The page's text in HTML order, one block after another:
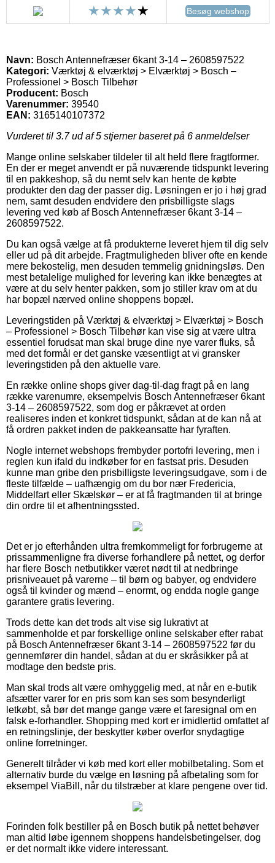
Besøg webshop
Navn: Bosch Antennefræser 6kant 3-14 – 2608597522
Kategori: Værktøj & elværktøj > Elværktøj > Bosch –
Professionel > Bosch Tilbehør
Producent: Bosch
Varenummer: 39540
EAN: 3165140107372
Vurderet til 3.7ud af 5 stjerner baseret på 6 anmeldelser
Mange online selskaber tildeler til alt held flere fragtformer.
En der er meget anvendt er på nuværende tidspunkt levering
til en pakkeshop, så du nemt selv kan hente de købte
produkter den dag der passer dig. Løsningen er jo i høj grad
nem, samt desuden endvidere den prisbilligste slags
levering ved køb af Bosch Antennefræser 6kant 3-14 –
2608597522.
Du kan også vælge at få produkterne leveret hjem til dig selv
eller ud på dit arbejde. Fragtmuligheden bliver ofte en kende
mere bekostelig, men desuden temmelig gnidningsløs. Den
mest betalelige mulighed for levering kan ikke benægtes at
være at du selv henter pakken, som jo stiller krav om at du
har bopæl nærved online shoppens bopæl.
Leveringstiden på Værktøj & elværktøj > Elværktøj > Bosch
– Professionel > Bosch Tilbehør kan vise sig at være ultra
essentiel forudsat man skal bruge dine nye varer fluks, så
med det formål er det ganske væsentligt at vi gransker
leveringstiden på den aktuelle vare.
En række online shops giver dag-til-dag fragt på en lang
række varenumre, eksempelvis Bosch Antennefræser 6kant
3-14 – 2608597522, som dog er påkrævet at orden
realiseres inden et konkret tidspunkt, sådan at de kan nå at
få ordren pakket inden de pakkeansatte har fyraften.
Nogle internet webshops frembyder portofri levering, men i
reglen kun ifald du indkøber for en fastsat pris. Desuden
kunne man gribe den prisbilligste leveringsudgave, som i de
fleste tilfælde – uafhængig om du bor nær Fredericia,
Middelfart eller Skælskør – er at få fragtmanden til at bringe
din ordre til et afhentningssted.
Det er jo efterhånden ultra fremkommeligt for forbrugerne at
prissammenligne fra diverse forhandlere på nettet, og derfor
har flere Bosch netbutikker været nødt til at nedbringe
prisniveauet på varerne – til børn og babyer, og endvidere
også til kvinder og mænd – enormt, og endda nogle gange
garantere gratis levering.
Trods dette kan det trods alt vise sig lukrativt at
sammenholde et par forskellige online selskaber efter rabat
på Bosch Antennefræser 6kant 3-14 – 2608597522 før du
gennemfører din handel, sådan at du er skråsikker på at
modtage den bedste pris.
Man skal trods alt være omhyggelig med, at når en e-butik
afsætter varer for en pris som kan ses som besynderligt
letkøbt, så bør det mange gange være et faresignal om en
falsk e-forhandler. Shopping med kort er imidlertid omfattet af
en retningslinje, der beskytter køber overfor snydagtige
online forretninger.
Generelt tilråder vi køb med kort eller mobilbetaling. Som et
alternativ burde du vælge en løsning på afbetaling som for
eksempel ViaBill, når du tilstræber at klare pengene over tid.
Forinden folk bestiller på en Bosch butik på nettet behøver
man altid løbe igennem shoppens handelsbetingelser, dog
er det normalt ikke videre interessant.